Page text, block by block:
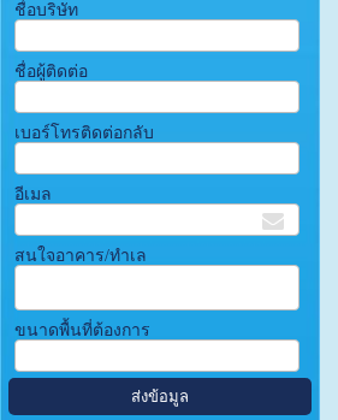
ชื่อบริษัท
ชื่อผู้ติดต่อ
เบอร์โทรติดต่อกลับ
อีเมล
สนใจอาคาร/ทำเล
ขนาดพื้นที่ต้องการ